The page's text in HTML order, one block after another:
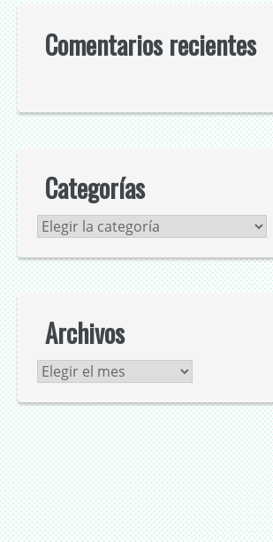
Comentarios recientes
Categorías
Categorías
Archivos
Archivos